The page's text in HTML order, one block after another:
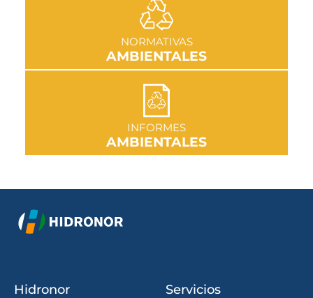
NORMATIVAS
AMBIENTALES
IR A SECCIÓN
INFORMES
AMBIENTALES
IR A SECCIÓN
Hidronor Servicios